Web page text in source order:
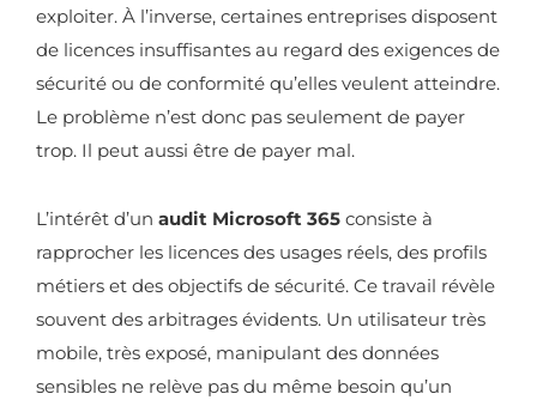
exploiter. À l’inverse, certaines entreprises disposent
de licences insuffisantes au regard des exigences de
sécurité ou de conformité qu’elles veulent atteindre.
Le problème n’est donc pas seulement de payer
trop. Il peut aussi être de payer mal.
L’intérêt d’un audit Microsoft 365 consiste à
rapprocher les licences des usages réels, des profils
métiers et des objectifs de sécurité. Ce travail révèle
souvent des arbitrages évidents. Un utilisateur très
mobile, très exposé, manipulant des données
sensibles ne relève pas du même besoin qu’un